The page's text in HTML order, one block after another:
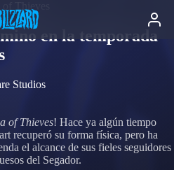
en la temporada
Studios
of Thieves! Hace ya algún tiempo
recuperó su forma física, pero ha
el alcance de sus fieles seguidores
del Segador.